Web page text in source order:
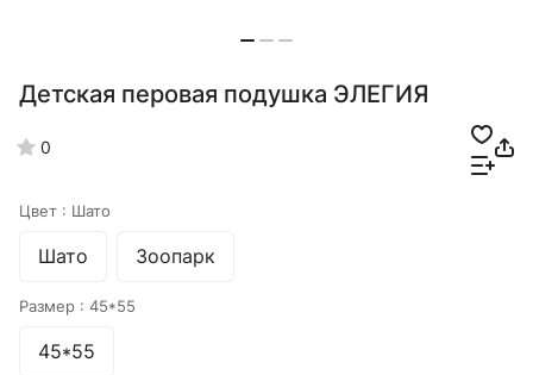
Детская перовая подушка ЭЛЕГИЯ
0
Цвет : Шато
Шато Зоопарк
Размер : 45*55
45*55